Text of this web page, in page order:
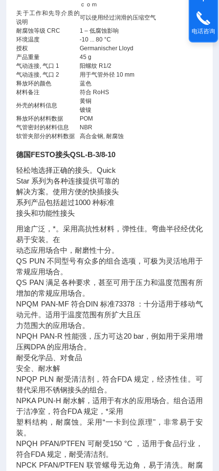
ｃｏｍ
关于工作和先导介质的
说明
可以使用经过润滑的压缩空气
耐腐蚀等级 CRC
1 – 低腐蚀影响
环境温度
-10 ... 80 °C
授权
Germanischer Lloyd
产品重量
45 g
气动连接, 气口 1
阳螺纹 R1/2
气动连接, 气口 2
用于气管外径 10 mm
释放环的颜色
蓝色
材料备注
符合 RoHS
外壳的材料信息
黄铜
镀镍
释放环的材料数据
POM
气管密封的材料信息
NBR
软管夹部分的材料数据
高合金钢, 耐腐蚀
德国FESTO接头QSL-B-3/8-10
轻松地选择正确的接头。Quick
Star 系列为各种连接提供可靠的
解决方案。使用方便的快插接头
系列产品包括超过1000 种标准
接头和功能性接头
用途广泛，*。采用高抗性材料，弹性佳。弯曲半径经优化
易于安装。在
动态应用场合中，耐磨性十分。
QS PUN 不同型号有众多的组合选项，可极为灵活地用于
常规应用场合。
QS PAN 满足各种要求，甚至可用于压力和温度范围有所
增加的常规应用场合。
NPQM PAN-MF 符合DIN 标准73378 ：十分适用于移动气
动元件。适用于温度范围有所扩大且压
力范围大的应用场合。
NPQH PAN-R 性能强，压力可达20 bar，例如用于采用增
压阀DPA 的应用场合。
耐受化学品、对食品
安全、耐水解
NPQP PLN 耐受清洁剂，符合FDA 规定，经济性佳。可
替代采用不锈钢接头的组合。
NPKA PUN-H 耐水解，适用于有水的应用场合。组合适用
于洁净室，符合FDA 规定，*采用
塑料结构，耐腐蚀。采用“一卡到位原理"，非常易于安
装。
NPQH PFAN/PTFEN 可耐受150 °C ，适用于食品行业，
符合FDA 规定，耐受清洁剂。
NPCK PFAN/PTFEN 联管螺母无边角，易于清洗。耐腐
电话咨询